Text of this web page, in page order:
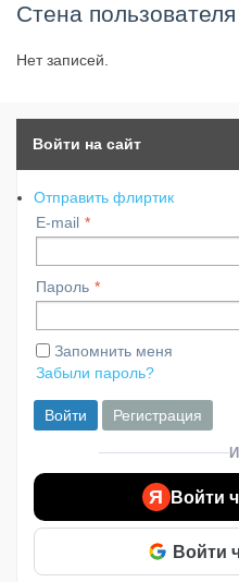
Стена пользователя
Нет записей.
Войти на сайт
Отправить флиртик
E-mail
Пароль
Запомнить меня
Забыли пароль?
Войти Регистрация
Я Войти
Войти